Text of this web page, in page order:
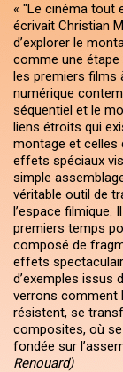
« "Le cinéma tout
écrivait Christian
d’explorer le
comme une
les premiers films
numérique
séquentiel et le
liens étroits qui
montage et celles
effets spéciaux
simple
véritable outil de
l’espace filmique.
premiers temps
composé de
effets
d’exemples issus
verrons comment
résistent, se
composites, où
fondée sur
Renouard)